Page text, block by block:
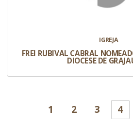
IGREJA
FREI RUBIVAL CABRAL
DIOCESE DE
1 2 3 4